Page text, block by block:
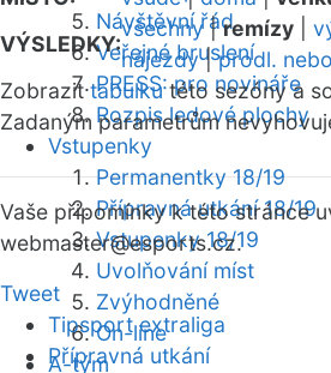
Návštěvní řád
Veřejné bruslení
PRESS: pro novináře
Rozpis ledové plochy
Vstupenky
Permanentky 18/19
Přípravná utkání 18/19
Vstupenky 18/19
Uvolňování míst
Zvýhodněné
On-line
A-tým
VÝSLEDKY:
všechny|remízy
nájezdy|prodl.
Zobrazittabulkutéto sezóny a
Zadaným parametrům
Vaše připomínky k této stránce
webmaster@esports.cz.
Tweet
Tipsport extraliga
Přípravná utkání